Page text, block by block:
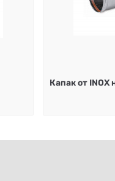
Капак от INOX